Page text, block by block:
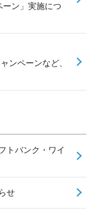
ン」実施につ
ンペーンなど、
トバンク・ワイ
せ